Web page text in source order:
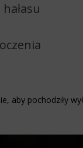
aby pochodziły